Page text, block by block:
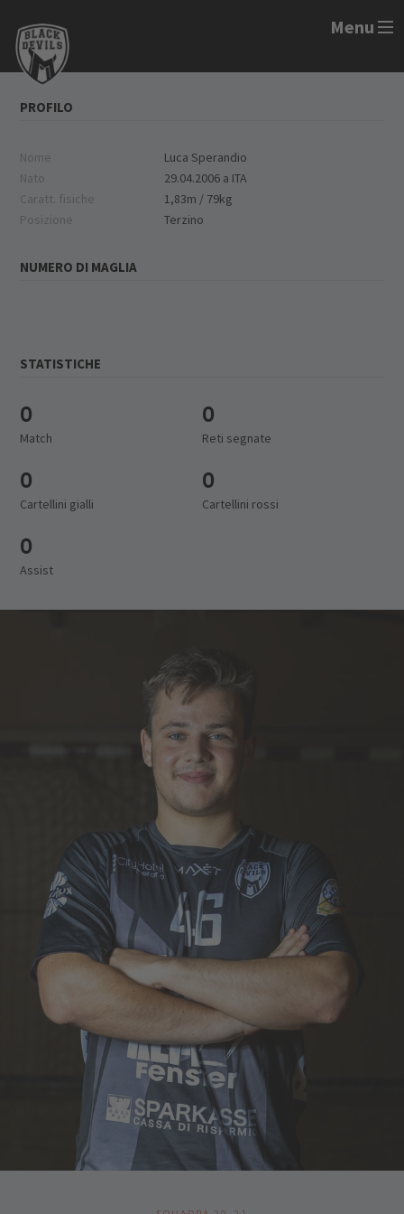
Menu
PROFILO
Nome
Luca Sperandio
Nato
29.04.2006 a ITA
Caratt. fisiche
1,83m / 79kg
Posizione
Terzino
NUMERO DI MAGLIA
STATISTICHE
0
Match
0
Reti segnate
0
Cartellini gialli
0
Cartellini rossi
0
Assist